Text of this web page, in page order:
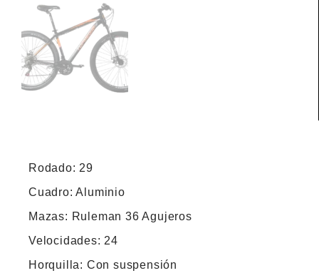
Rodado: 29
Cuadro: Aluminio
Mazas: Ruleman 36 Agujeros
Velocidades: 24
Horquilla: Con suspensión